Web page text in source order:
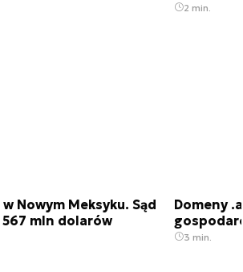
2 min.
Nowym Meksyku. Sąd
567 mln dolarów
Domeny
3 min.